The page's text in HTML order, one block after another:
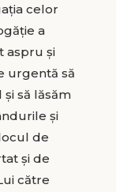
celor
a
aspru și
urgentă să
să lăsăm
și
de
și de
către